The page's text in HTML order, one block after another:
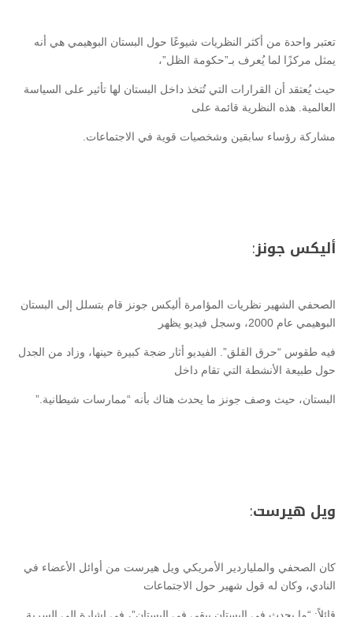
تعتبر واحدة من أكثر النظريات شيوعًا حول البستان البوهيمي هي أنه
يمثل مركزًا لما يُعرف بـ”حكومة الظل”،
حيث يُعتقد أن القرارات التي تُتخذ داخل البستان لها تأثير على السياسة
العالمية. هذه النظرية قائمة على
مشاركة رؤساء سابقين وشخصيات قوية في الاجتماعات.
أليكس جونز:
الصحفي الشهير نظريات المؤامرة أليكس جونز قام بتسلل إلى البستان
البوهيمي عام 2000، وسجل فيديو يظهر
فيه طقوس “حرق القلق”. الفيديو أثار ضجة كبيرة حينها، وزاد من الجدل
حول طبيعة الأنشطة التي تقام داخل
البستان، حيث وصف جونز ما يحدث هناك بأنه “ممارسات شيطانية.”
ويل هيرست:
كان الصحفي والملياردير الأمريكي ويل هيرست من أوائل الأعضاء في
النادي، وكان له قول شهير حول الاجتماعات
قائلاً: “ما يحدث في البستان يبقى في البستان”، في إشارة إلى السرية